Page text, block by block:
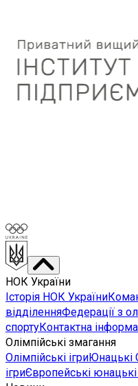
НОК України
Історія НОК України
відділенняФедерації з
спортуКонтактна
Олімпійські змагання
Олімпійські ігриЮнацькі
ігриЄвропейські юнацькі